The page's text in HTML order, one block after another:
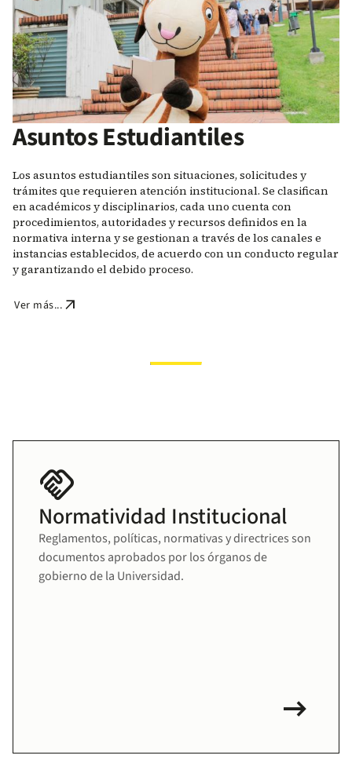
Asuntos Estudiantiles
Los asuntos estudiantiles son situaciones, solicitudes y
trámites que requieren atención institucional. Se clasifican
en académicos y disciplinarios, cada uno cuenta con
procedimientos, autoridades y recursos definidos en la
normativa interna y se gestionan a través de los canales e
instancias establecidos, de acuerdo con un conducto regular
y garantizando el debido proceso.
Ver más... arrow_outward
handshake
Normatividad Institucional
Reglamentos, políticas, normativas y directrices son
documentos aprobados por los órganos de
gobierno de la Universidad.
arrow_right_alt